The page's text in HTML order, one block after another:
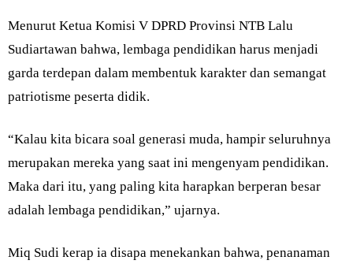
Menurut Ketua Komisi V DPRD Provinsi NTB Lalu
Sudiartawan bahwa, lembaga pendidikan harus menjadi
garda terdepan dalam membentuk karakter dan semangat
patriotisme peserta didik.
“Kalau kita bicara soal generasi muda, hampir seluruhnya
merupakan mereka yang saat ini mengenyam pendidikan.
Maka dari itu, yang paling kita harapkan berperan besar
adalah lembaga pendidikan,” ujarnya.
Miq Sudi kerap ia disapa menekankan bahwa, penanaman